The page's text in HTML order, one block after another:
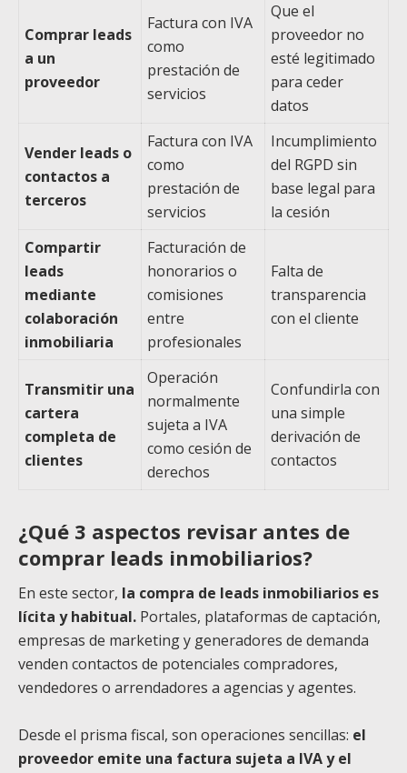
Comprar leads
a un
proveedor
Factura con IVA
como
prestación de
servicios
Que el
proveedor no
esté legitimado
para ceder
datos
Vender leads o
contactos a
terceros
Factura con IVA
como
prestación de
servicios
Incumplimiento
del RGPD sin
base legal para
la cesión
Compartir
leads
mediante
colaboración
inmobiliaria
Facturación de
honorarios o
comisiones
entre
profesionales
Falta de
transparencia
con el cliente
Transmitir una
cartera
completa de
clientes
Operación
normalmente
sujeta a IVA
como cesión de
derechos
Confundirla con
una simple
derivación de
contactos
¿Qué 3 aspectos revisar antes de
comprar leads inmobiliarios?
En este sector, la compra de leads inmobiliarios es
lícita y habitual. Portales, plataformas de captación,
empresas de marketing y generadores de demanda
venden contactos de potenciales compradores,
vendedores o arrendadores a agencias y agentes.
Desde el prisma fiscal, son operaciones sencillas: el
proveedor emite una factura sujeta a IVA y el